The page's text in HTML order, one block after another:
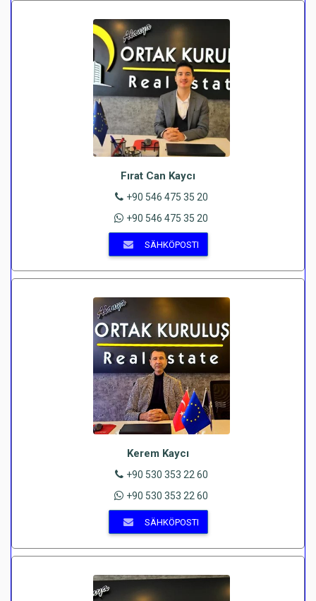
Fırat Can Kaycı
+90 546 475 35 20
+90 546 475 35 20
SÄHKÖPOSTI
Kerem Kaycı
+90 530 353 22 60
+90 530 353 22 60
SÄHKÖPOSTI